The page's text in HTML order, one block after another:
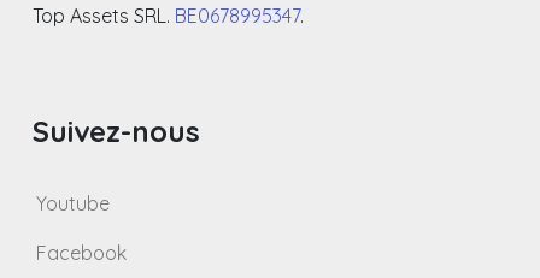
Top Assets SRL. BE0678995347.
Suivez-nous
Youtube
Facebook